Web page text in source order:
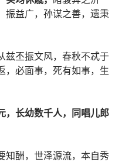
振益广，孙谋之善，遗秉
兹丕振文风，春秋不忒于
，必面事，死有如事，生
，长幼数千人，同唱儿郎
酬，世泽源流，本自秀